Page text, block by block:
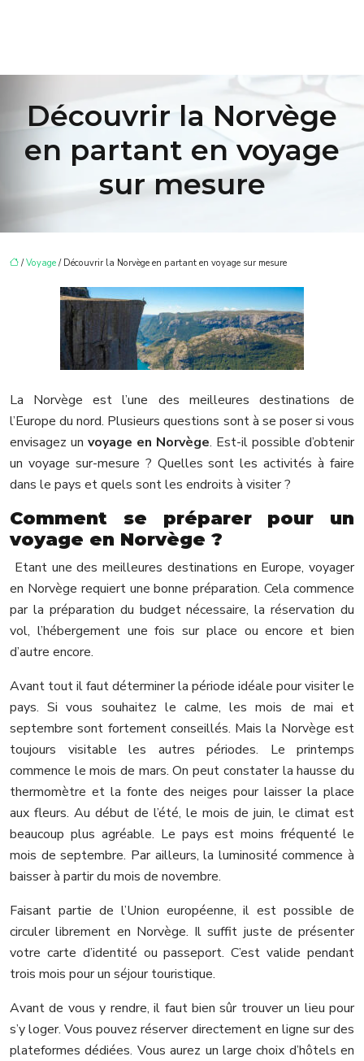
Découvrir la Norvège
en partant en voyage
sur mesure
/Voyage / Découvrir la Norvège en partant en voyage sur mesure
La Norvège est l’une des meilleures destinations de
l’Europe du nord. Plusieurs questions sont à se poser si vous
envisagez un voyage en Norvège. Est-il possible d’obtenir
un voyage sur-mesure ? Quelles sont les activités à faire
dans le pays et quels sont les endroits à visiter ?
Comment se préparer pour un
voyage en Norvège ?
Etant une des meilleures destinations en Europe, voyager
en Norvège requiert une bonne préparation. Cela commence
par la préparation du budget nécessaire, la réservation du
vol, l’hébergement une fois sur place ou encore et bien
d’autre encore.
Avant tout il faut déterminer la période idéale pour visiter le
pays. Si vous souhaitez le calme, les mois de mai et
septembre sont fortement conseillés. Mais la Norvège est
toujours visitable les autres périodes. Le printemps
commence le mois de mars. On peut constater la hausse du
thermomètre et la fonte des neiges pour laisser la place
aux fleurs. Au début de l’été, le mois de juin, le climat est
beaucoup plus agréable. Le pays est moins fréquenté le
mois de septembre. Par ailleurs, la luminosité commence à
baisser à partir du mois de novembre.
Faisant partie de l’Union européenne, il est possible de
circuler librement en Norvège. Il suffit juste de présenter
votre carte d’identité ou passeport. C’est valide pendant
trois mois pour un séjour touristique.
Avant de vous y rendre, il faut bien sûr trouver un lieu pour
s’y loger. Vous pouvez réserver directement en ligne sur des
plateformes dédiées. Vous aurez un large choix d’hôtels en